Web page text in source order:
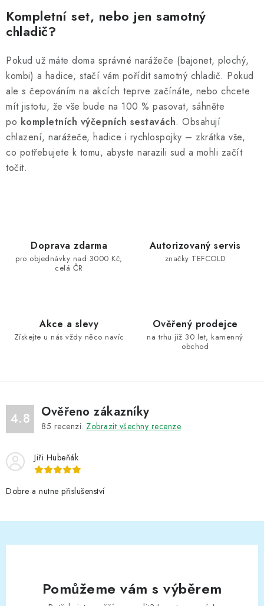
Kompletní set, nebo jen samotný
chladič?
Pokud už máte doma správné narážeče (bajonet, plochý,
kombi) a hadice, stačí vám pořídit samotný chladič. Pokud
ale s čepováním na akcích teprve začínáte, nebo chcete
mít jistotu, že vše bude na 100 % pasovat, sáhněte
po kompletních výčepních sestavách. Obsahují
chlazení, narážeče, hadice i rychlospojky – zkrátka vše,
co potřebujete k tomu, abyste narazili sud a mohli začít
točit.
Doprava zdarma
pro objednávky nad 3000 Kč,
celá ČR
Autorizovaný servis
značky TEFCOLD
Akce a slevy
Získejte u nás vždy něco navíc
Ověřený prodejce
na trhu již 30 let, kamenný
obchod
4.8 Ověřeno zákazníky
85 recenzí. Zobrazit všechny recenze
Jiři Hubeňák
Dobre a nutne přislušenství
Pomůžeme vám s výběrem